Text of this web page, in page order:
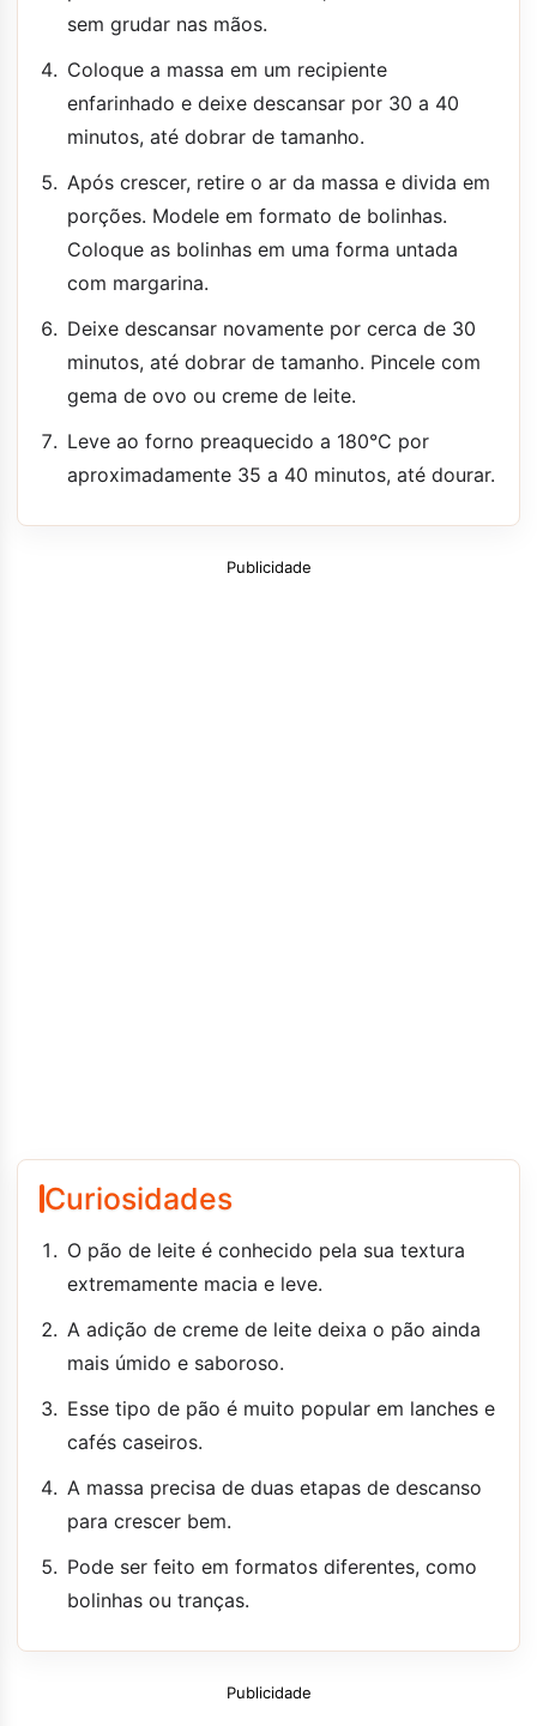
sem grudar nas mãos.
Coloque a massa em um recipiente
enfarinhado e deixe descansar por 30 a 40
minutos, até dobrar de tamanho.
Após crescer, retire o ar da massa e divida em
porções. Modele em formato de bolinhas.
Coloque as bolinhas em uma forma untada
com margarina.
Deixe descansar novamente por cerca de 30
minutos, até dobrar de tamanho. Pincele com
gema de ovo ou creme de leite.
Leve ao forno preaquecido a 180°C por
aproximadamente 35 a 40 minutos, até dourar.
Publicidade
Curiosidades
O pão de leite é conhecido pela sua textura
extremamente macia e leve.
A adição de creme de leite deixa o pão ainda
mais úmido e saboroso.
Esse tipo de pão é muito popular em lanches e
cafés caseiros.
A massa precisa de duas etapas de descanso
para crescer bem.
Pode ser feito em formatos diferentes, como
bolinhas ou tranças.
Publicidade